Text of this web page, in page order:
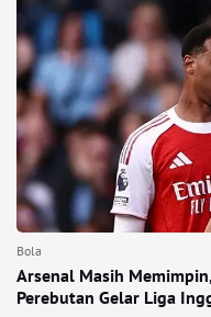
Bola
Arsenal Masih
Perebutan Gelar Liga